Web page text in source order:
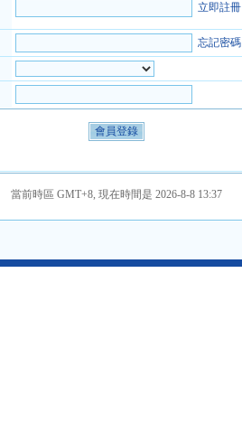
立即註冊
忘記密碼
當前時區 GMT+8, 現在時間是 2026-8-8 13:37